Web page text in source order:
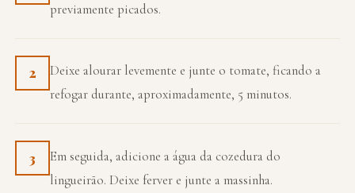
previamente picados.
2
Deixe alourar levemente e junte o tomate, ficando a
refogar durante, aproximadamente, 5 minutos.
3
Em seguida, adicione a água da cozedura do
lingueirão. Deixe ferver e junte a massinha.